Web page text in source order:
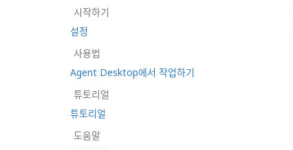
시작하기
설정
사용법
Agent Desktop에서 작업하기
튜토리얼
튜토리얼
도움말